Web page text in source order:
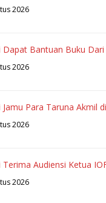
2026
Dapat Bantuan Buku
2026
Jamu Para Taruna Akmil
2026
Terima Audiensi Ketua
2026